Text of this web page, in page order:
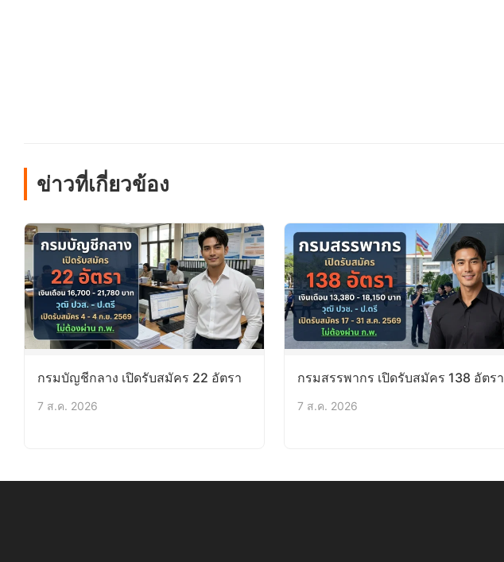
ข่าวที่เกี่ยวข้อง
กรมบัญชีกลาง เปิดรับสมัคร 22 อัตรา
7 ส.ค. 2026
กรมสรรพากร เปิดรับสมัคร 138 อัตรา
7 ส.ค. 2026